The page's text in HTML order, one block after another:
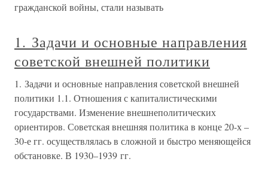
гражданской войны, стали называть
1. Задачи и основные направления
советской внешней политики
1. Задачи и основные направления советской внешней
политики 1.1. Отношения с капиталистическими
государствами. Изменение внешнеполитических
ориентиров. Советская внешняя политика в конце 20-х –
30-е гг. осуществлялась в сложной и быстро меняющейся
обстановке. В 1930–1939 гг.